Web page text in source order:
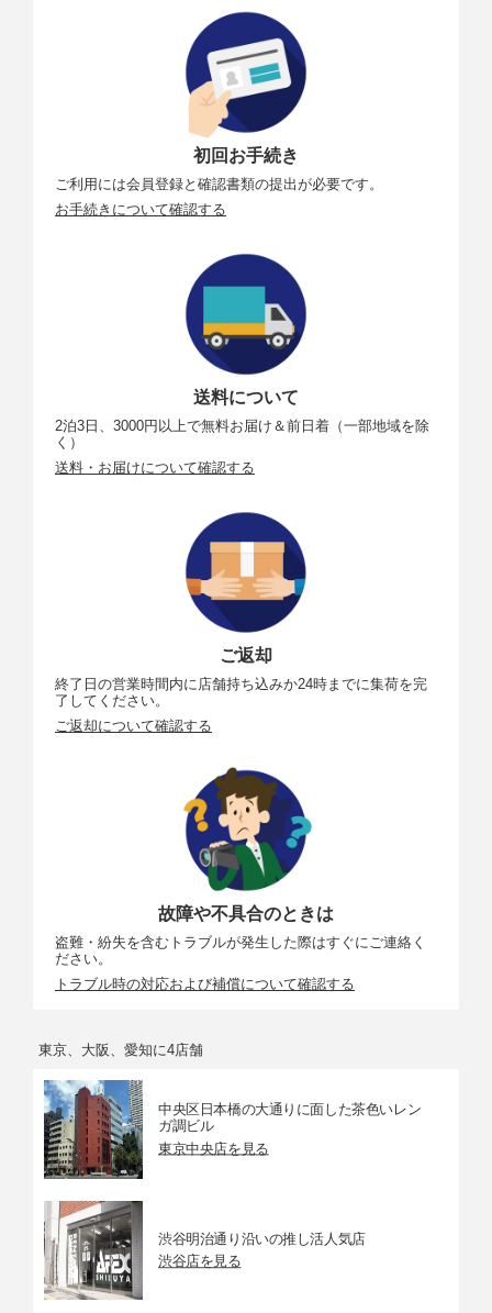
初回お手続き
ご利用には会員登録と確認書類の提出が必要です。
お手続きについて確認する
送料について
2泊3日、3000円以上で無料お届け＆前日着（一部地域を除
く）
送料・お届けについて確認する
ご返却
終了日の営業時間内に店舗持ち込みか24時までに集荷を完
了してください。
ご返却について確認する
故障や不具合のときは
盗難・紛失を含むトラブルが発生した際はすぐにご連絡く
ださい。
トラブル時の対応および補償について確認する
東京、大阪、愛知に4店舗
中央区日本橋の大通りに面した茶色いレン
ガ調ビル
東京中央店を見る
渋谷明治通り沿いの推し活人気店
渋谷店を見る